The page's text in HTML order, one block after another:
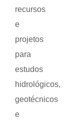
recursos
e
projetos
para
estudos
hidrológicos,
geotécnicos
e